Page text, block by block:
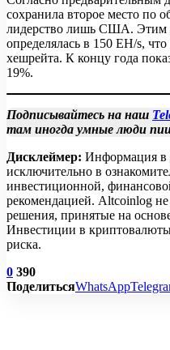
сохранила второе место по
лидерство лишь США. Этим
определялась в 150 EH/s,
хешрейта. К концу года
19%.
Подписывайтесь на наш
там иногда умные люди
Дисклеймер: Информация в
исключительно в
инвестиционной,
рекомендацией. Altcoinlog не
решения, принятые на
Инвестиции в
риска.
0 390
ПоделитьсяWhatsApp